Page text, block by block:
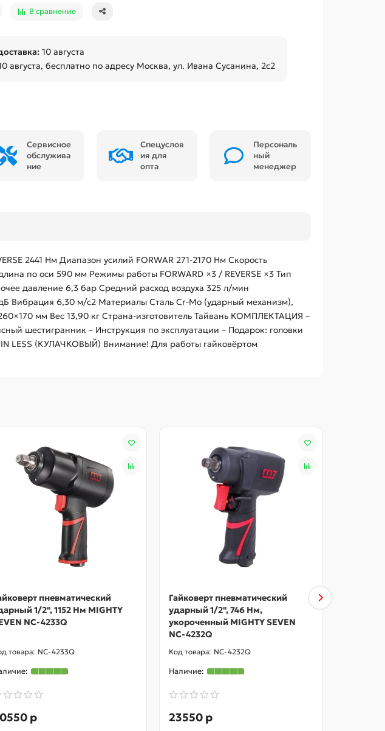
В сравнение
10 августа
августа, бесплатно по адресу Москва, ул. Ивана Сусанина, 2с2
Сервисное
обслужива
ние
Спецуслов
ия для
опта
Персональ
ный
менеджер
2441 Нм Диапазон усилий FORWAR 271-2170 Нм Скорость
по оси 590 мм Режимы работы FORWARD ×3 / REVERSE ×3 Тип
давление 6,3 бар Средний расход воздуха 325 л/мин
Вибрация 6,30 м/с2 Материалы Сталь Cr-Mo (ударный механизм),
мм Вес 13,90 кг Страна-изготовитель Тайвань КОМПЛЕКТАЦИЯ –
шестигранник – Инструкция по эксплуатации – Подарок: головки
LESS (КУЛАЧКОВЫЙ) Внимание! Для работы гайковёртом
пневматический
1/2", 1152 Нм MIGHTY
NC-4233Q
NC-4233Q
р
Гайковерт пневматический
ударный 1/2", 746 Нм,
укороченный MIGHTY SEVEN
NC-4232Q
NC-4232Q
23550 р